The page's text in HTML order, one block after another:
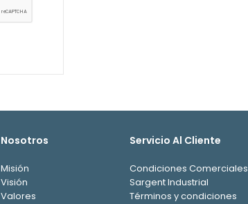
Nosotros
Misión
Visión
Valores
Servicio Al Cliente
Condiciones Comerciales
Sargent Industrial
Términos y condiciones